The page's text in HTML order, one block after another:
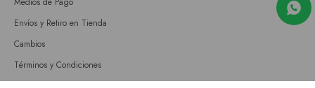
Envíos y Retiro en Tienda
Cambios
Términos y Condiciones